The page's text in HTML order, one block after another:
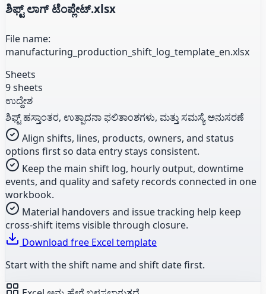
ಶಿಫ್ಟ್ ಲಾಗ್ ಟೆಂಪ್ಲೇಟ್.xlsx
File name:
manufacturing_production_shift_log_template_en.xlsx
Sheets
9 sheets
ಉದ್ದೇಶ
ಶಿಫ್ಟ್ ಹಸ್ತಾಂತರ, ಉತ್ಪಾದನಾ ಫಲಿತಾಂಶಗಳು, ಮತ್ತು ಸಮಸ್ಯೆ ಅನುಸರಣೆ
Align shifts, lines, products, owners, and status
options first so data entry stays consistent.
Keep the main shift log, hourly output, downtime
events, and quality and safety records connected in one
workbook.
Material handovers and issue tracking help keep
cross-shift items visible through closure.
Download free Excel template
Start with the shift name and shift date first.